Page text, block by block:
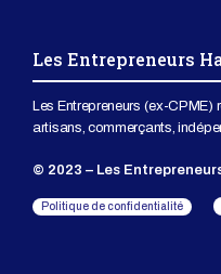
Les Entrepreneurs
Les Entrepreneurs (ex-CPME)
artisans, commerçants,
© 2023 – Les
Politique de confidentialité